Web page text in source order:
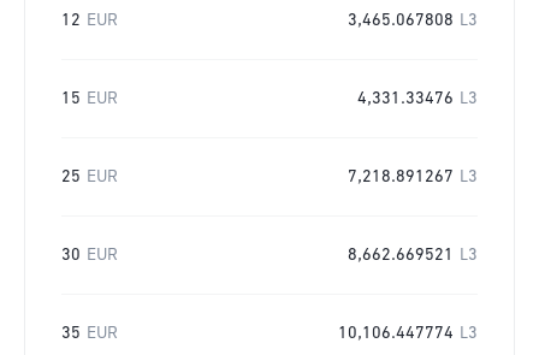
12 EUR 3,465.067808 L3
15 EUR 4,331.33476 L3
25 EUR 7,218.891267 L3
30 EUR 8,662.669521 L3
35 EUR 10,106.447774 L3